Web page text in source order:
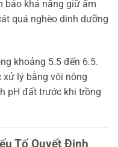
bảo khả năng giữ ẩm
quá nghèo dinh dưỡng
khoảng 5.5 đến 6.5.
lý bằng vôi nông
pH đất trước khi trồng
Tố Quyết Định